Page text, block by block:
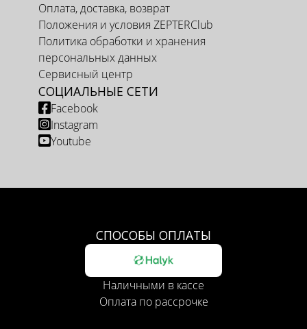
Оплата, доставка, возврат
Положения и условия ZEPTERClub
Политика обработки и хранения
персональных данных
Сервисный центр
СОЦИАЛЬНЫЕ СЕТИ
Facebook
Instagram
Youtube
СПОСОБЫ ОПЛАТЫ
Наличными в кассе
Оплата по рассрочке